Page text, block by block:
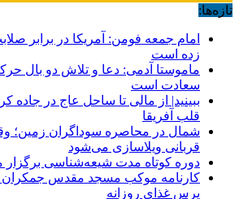
تازه‌ها:
امام جمعه فومن: آمریکا در برابر
زده است
ماموستا آدمی: دعا و تلاش دو بال
سعادت است
ببینید| از مالی تا ساحل عاج در جاده
قلب آفریقا
شمال در محاصره سوداگران زمین؛
قربانی ویلاسازی می‌شود
دوره کوتاه مدت شیعه‌شناسی
پرس غذای روزانه